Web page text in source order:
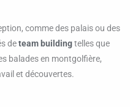
comme des palais ou des
deteam buildingtelles que
balades en montgolfière,
et découvertes.